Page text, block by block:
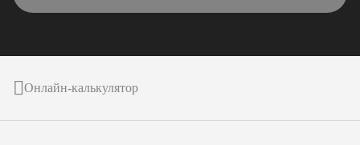
Онлайн-калькулятор